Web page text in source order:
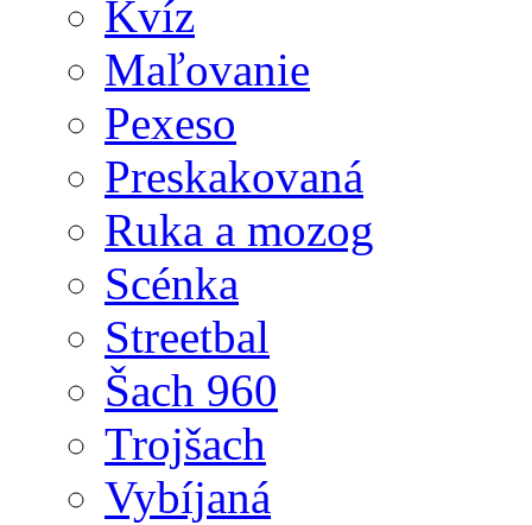
Kvíz
Maľovanie
Pexeso
Preskakovaná
Ruka a mozog
Scénka
Streetbal
Šach 960
Trojšach
Vybíjaná